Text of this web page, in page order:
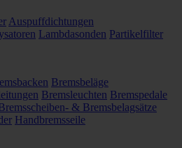
Auspuffdichtungen
Lambdasonden Partikelfilter
Bremsbeläge
Bremsleuchten Bremspedale
& Bremsbelagsätze
Handbremsseile